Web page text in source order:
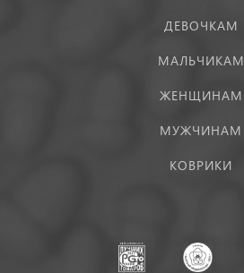
ДЕВОЧКАМ
МАЛЬЧИКАМ
ЖЕНЩИНАМ
МУЖЧИНАМ
КОВРИКИ